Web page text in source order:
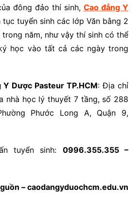
đông đảo thí sinh,Cao đẳng Y
tục tuyển sinh các lớp Văn bằng 2
năm, như vậy thí sinh có thể
học vào tất cả các ngày trong
Dược Pasteur TP.HCM: Địa chỉ
nhà học lý thuyết 7 tầng, số 288
Phước Long A, Quận 9,
tuyển sinh: 0996.355.355 –
– caodangyduochcm.edu.vn